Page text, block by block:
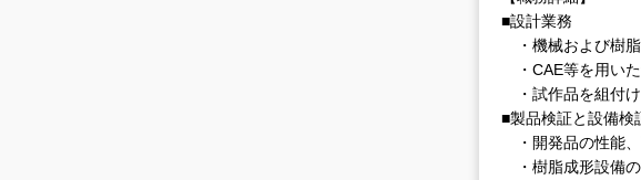
■設計業務
・機械および樹
・CAE等を用い
・試作品を組付
■製品検証と設備検
・開発品の性能
・樹脂成形設備